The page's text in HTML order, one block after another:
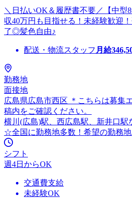
＼日払いOK＆履歴書不要／【中型
収40万円も目指せる！未経験歓迎
了◎髪色自由♪
配送・物流スタッフ 月給
勤務地
面接地
広島県広島市西区 ＊こちらは募集
稿内をご確認ください。
横川(広島)駅、西広島駅、新井口駅
☆全国に勤務地多数！希望の勤務
シフト
週4日からOK
交通費支給
未経験OK